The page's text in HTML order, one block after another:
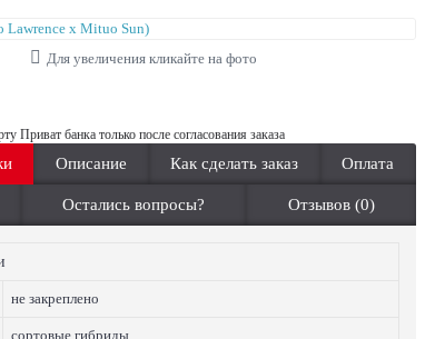
Для увеличения кликайте на фото
Приват банка только после согласования заказа
Описание Как сделать заказ Оплата
Остались вопросы? Отзывов (0)
не закреплено
сортовые гибриды